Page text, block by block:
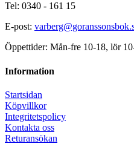
Tel: 0340 - 161 15
E-post:
Öppettider: Mån-fre 10-18, lör
Information
Startsidan
Köpvillkor
Integritetspolicy
Kontakta oss
Returansökan